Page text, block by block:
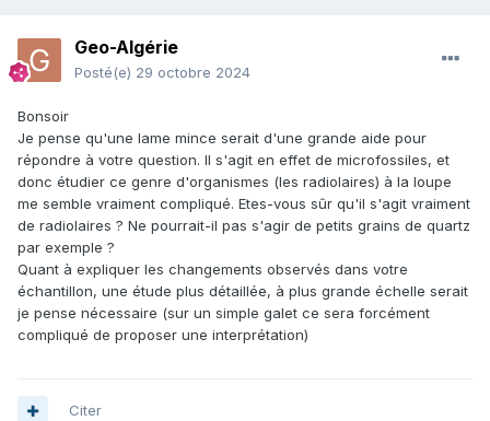
Geo-Algérie
Posté(e) 29 octobre 2024
Bonsoir
Je pense qu'une lame mince serait d'une grande aide pour
répondre à votre question. Il s'agit en effet de microfossiles, et
donc étudier ce genre d'organismes (les radiolaires) à la loupe
me semble vraiment compliqué. Etes-vous sûr qu'il s'agit vraiment
de radiolaires ? Ne pourrait-il pas s'agir de petits grains de quartz
par exemple ?
Quant à expliquer les changements observés dans votre
échantillon, une étude plus détaillée, à plus grande échelle serait
je pense nécessaire (sur un simple galet ce sera forcément
compliqué de proposer une interprétation)
Citer